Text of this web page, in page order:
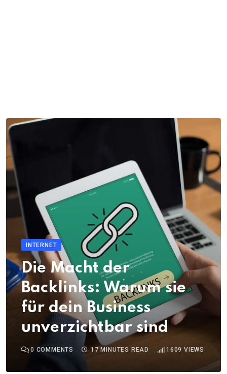
INTERNET
Die Macht der
Backlinks: Warum sie
für dein Business
unverzichtbar sind
0 COMMENTS 17 MINUTES READ 1609 VIEWS